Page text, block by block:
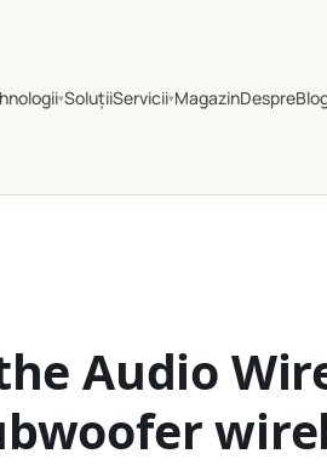
▾SoluțiiServicii▾MagazinDespre
Audio